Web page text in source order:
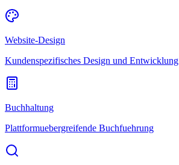
Website-Design
Kundenspezifisches Design und Entwicklung
Buchhaltung
Plattformuebergreifende Buchfuehrung